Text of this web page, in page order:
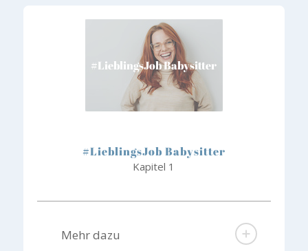
#LieblingsJob Babysitter
#LieblingsJob Babysitter
Kapitel 1
Mehr dazu